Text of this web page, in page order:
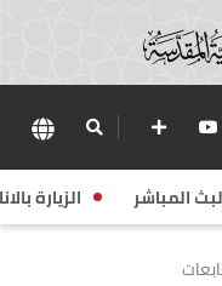
المباشر الزيارة